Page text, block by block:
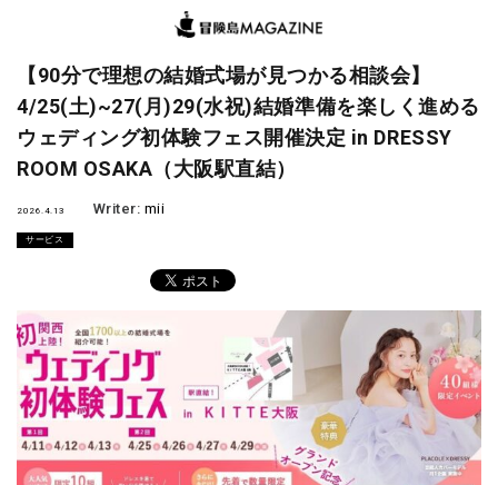
【90分で理想の結婚式場が見つかる相談会】
4/25(土)~27(月)29(水祝)結婚準備を楽しく進める
ウェディング初体験フェス開催決定 in DRESSY
ROOM OSAKA（大阪駅直結）
2026.4.13 Writer: mii
サービス